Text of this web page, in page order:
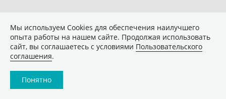
Мы используем Сookies для обеспечения наилучшего
опыта работы на нашем сайте. Продолжая использовать
сайт, вы соглашаетесь с условиями Пользовательского
соглашения.
Понятно